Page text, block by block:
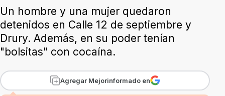
Un hombre y una mujer quedaron
detenidos en Calle 12 de septiembre y
Drury. Además, en su poder tenían
"bolsitas" con cocaína.
Agregar Mejorinformado en